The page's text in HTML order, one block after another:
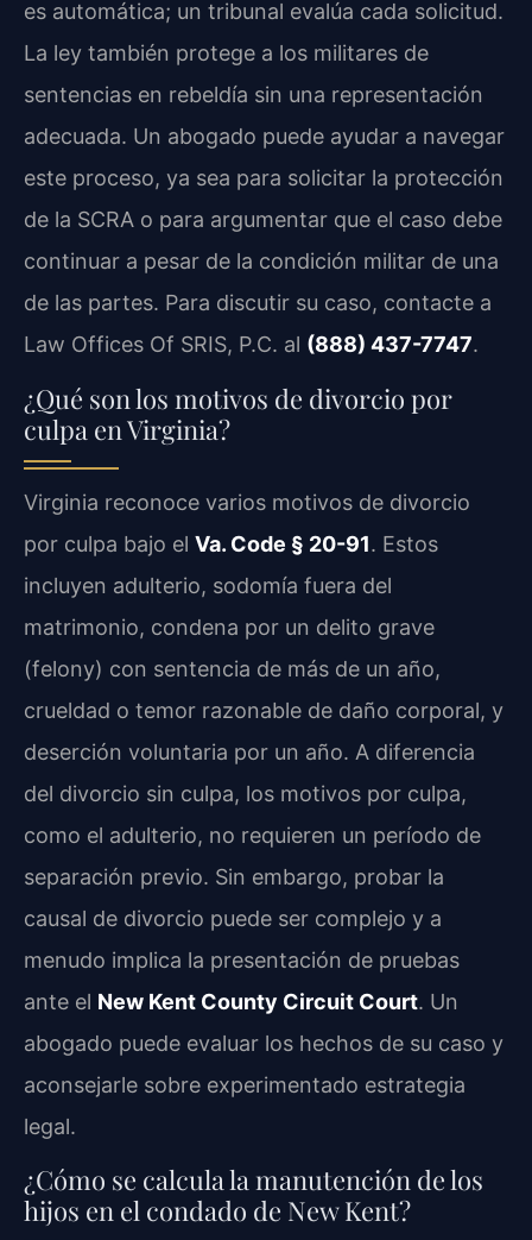
es automática; un tribunal evalúa cada solicitud.
La ley también protege a los militares de
sentencias en rebeldía sin una representación
adecuada. Un abogado puede ayudar a navegar
este proceso, ya sea para solicitar la protección
de la SCRA o para argumentar que el caso debe
continuar a pesar de la condición militar de una
de las partes. Para discutir su caso, contacte a
Law Offices Of SRIS, P.C. al (888) 437-7747.
¿Qué son los motivos de divorcio por
culpa en Virginia?
Virginia reconoce varios motivos de divorcio
por culpa bajo el Va. Code § 20-91. Estos
incluyen adulterio, sodomía fuera del
matrimonio, condena por un delito grave
(felony) con sentencia de más de un año,
crueldad o temor razonable de daño corporal, y
deserción voluntaria por un año. A diferencia
del divorcio sin culpa, los motivos por culpa,
como el adulterio, no requieren un período de
separación previo. Sin embargo, probar la
causal de divorcio puede ser complejo y a
menudo implica la presentación de pruebas
ante el New Kent County Circuit Court. Un
abogado puede evaluar los hechos de su caso y
aconsejarle sobre experimentado estrategia
legal.
¿Cómo se calcula la manutención de los
hijos en el condado de New Kent?